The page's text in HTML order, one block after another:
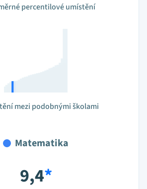
percentilové umístění
mezi podobnými školami
Matematika
9,4*